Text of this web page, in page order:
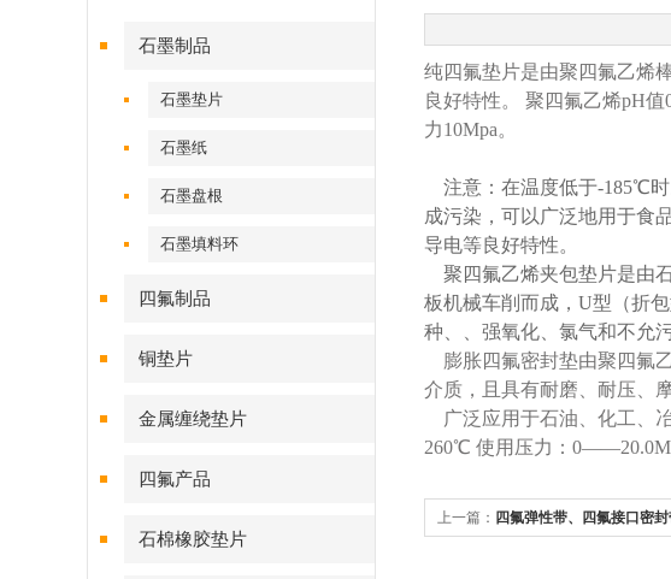
石墨制品
石墨垫片
石墨纸
石墨盘根
石墨填料环
四氟制品
铜垫片
金属缠绕垫片
四氟产品
石棉橡胶垫片
纯四氟垫片是由聚四氟乙烯
良好特性。 聚四氟乙烯pH
力10Mpa。
注意：在温度低于-185℃
成污染，可以广泛地用于食
导电等良好特性。
聚四氟乙烯夹包垫片是由
板机械车削而成，U型（折
种、、强氧化、氯气和不允
膨胀四氟密封垫由聚四氟
介质，且具有耐磨、耐压、
广泛应用于石油、化工、
260℃ 使用压力：
上一篇： 四氟弹性带、四氟接口密